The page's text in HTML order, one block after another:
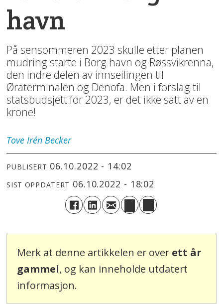
havn
På sensommeren 2023 skulle etter planen
mudring starte i Borg havn og Røssvikrenna,
den indre delen av innseilingen til
Øraterminalen og Denofa. Men i forslag til
statsbudsjett for 2023, er det ikke satt av en
krone!
Tove Irén Becker
PUBLISERT 06.10.2022 - 14:02
SIST OPPDATERT 06.10.2022 - 18:02
Merk at denne artikkelen er over ett år
gammel, og kan inneholde utdatert
informasjon.